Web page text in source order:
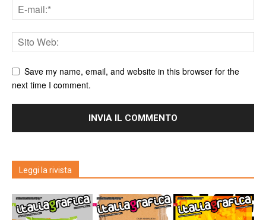
Save my name, email, and website in this browser for the
next time I comment.
Leggi la rivista